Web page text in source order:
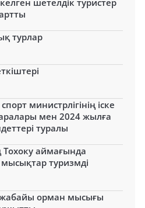
шетелдік туристер
турлар
министрлігінің іске
мен 2024 жылға
туралы
аймағында
туризмді
орман мысығы